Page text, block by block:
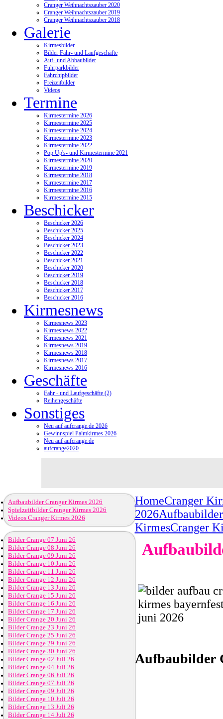
Cranger Weihnachtszauber 2020
Cranger Weihnachtszauber 2019
Cranger Weihnachtszauber 2018
Galerie
Kirmesbilder
Bilder Fahr- und Laufgeschäfte
Auf- und Abbaubilder
Fuhrparkbilder
Fahrchipbilder
Freizeitbilder
Videos
Termine
Kirmestermine 2026
Kirmestermine 2025
Kirmestermine 2024
Kirmestermine 2023
Kirmestermine 2022
Pop Up's- und Kirmestermine 2021
Kirmestermine 2020
Kirmestermine 2019
Kirmestermine 2018
Kirmestermine 2017
Kirmestermine 2016
Kirmestermine 2015
Beschicker
Beschicker 2026
Beschicker 2025
Beschicker 2024
Beschicker 2023
Beschicker 2022
Beschicker 2021
Beschicker 2020
Beschicker 2019
Beschicker 2018
Beschicker 2017
Beschicker 2016
Kirmesnews
Kirmesnews 2023
Kirmesnews 2022
Kirmesnews 2021
Kirmesnews 2019
Kirmesnews 2018
Kirmesnews 2017
Kirmesnews 2016
Geschäfte
Fahr - und Laufgeschäfte (2)
Reihengeschäfte
Sonstiges
Neu auf aufcrange.de 2026
Gewinnspiel Palmkirmes 2026
Neu auf aufcrange.de
aufcrange2020
HomeCranger
2026
KirmesCranger
Aufbaubilder
Aufbaubilder Cranger Kirmes 2026
Spielzeitbilder Cranger Kirmes 2026
Videos Cranger Kirmes 2026
Bilder Crange 07.Juni 26
Bilder Crange 08.Juni 26
Bilder Crange 09.Juni 26
Bilder Crange 10.Juni 26
Bilder Crange 11.Juni 26
Bilder Crange 12.Juni 26
Bilder Crange 13.Juni 26
Bilder Crange 15.Juni 26
Bilder Crange 16.Juni 26
Bilder Crange 17.Juni 26
Bilder Crange 20.Juni 26
Bilder Crange 23.Juni 26
Bilder Crange 25.Juni 26
Bilder Crange 29.Juni 26
Bilder Crange 30.Juni 26
Bilder Crange 02.Juli 26
Bilder Crange 04.Juli 26
Bilder Crange 06.Juli 26
Bilder Crange 07.Juli 26
Bilder Crange 09.Juli 26
Bilder Crange 10.Juli 26
Bilder Crange 13.Juli 26
Bilder Crange 14.Juli 26